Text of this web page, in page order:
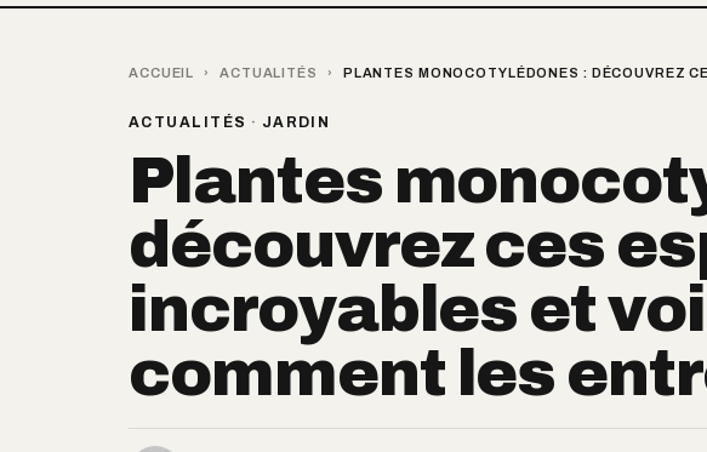
ACCUEIL › ACTUALITÉS › PLANTES MONOCOTYLÉDONES : DÉCOUVREZ
ACTUALITÉS · JARDIN
Plantes
découvrez ces
incroyables et
comment les